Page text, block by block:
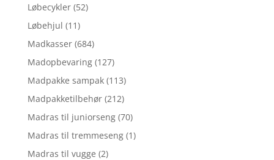
Løbecykler (52)
Løbehjul (11)
Madkasser (684)
Madopbevaring (127)
Madpakke sampak (113)
Madpakketilbehør (212)
Madras til juniorseng (70)
Madras til tremmeseng (1)
Madras til vugge (2)